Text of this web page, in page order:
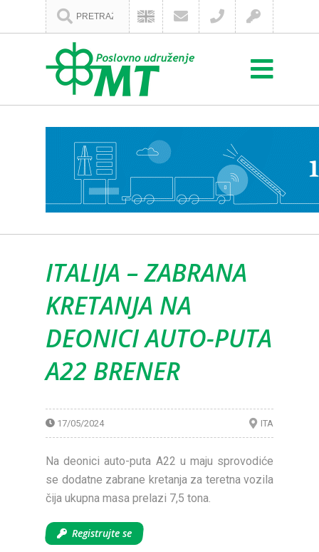
ITALIJA – ZABRANA
KRETANJA NA
DEONICI AUTO-PUTA
A22 BRENER
17/05/2024 ITA
Na deonici auto-puta A22 u maju sprovodiće
se dodatne zabrane kretanja za teretna vozila
čija ukupna masa prelazi 7,5 tona.
Registrujte se